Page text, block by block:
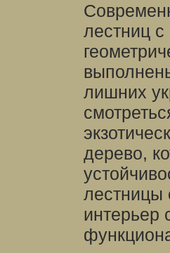
лестниц
лишних
дерево,
лестницы
интерьер